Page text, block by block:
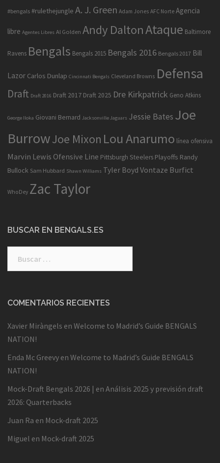
#bengals #rulethejungle A. J. Green Adam Jones AFC Norte Agencia
libre Agentes Libres Al Golden Andy DaltonAtaque Baltimore
Ravens Bengals Bengals 2015 Bengals 2016 Bengals 2017 Bill
Lazor Carlos Dunlap Cincinnati Bengals Cleveland Browns Defensa
Draft Draft 2016 Draft 2017 Draft 2025 Dre Kirkpatrick Geno Atkins
George Iloka Giovani Bernard Jacksonville Jaguars Jessie Bates Joe
BurrowJoe Mixon Lou Anarumo línea ofensiva
Marvin Lewis Ofensive Line Pittsburgh Steelers Playoffs Randy
Bullock Sam Hubbard Shawn Williams Tyler Boyd Vontaze Burfict
WhoDey Zac Taylor
BUSCAR EN BENGALS.ES
COMENTARIOS RECIENTES
Xavier Miràngels en Welcome to Madrid’s Guide BENGALS
NATION!
Enda Mc Greevy en Welcome to Madrid’s Guide BENGALS
NATION!
Mock-Draft Bengals 2026 | en Análisis 2025 y previsión draft
2026: Quarterbacks
Juan Ra en Mock-draft 2025
Miguel en Mock-draft 2025